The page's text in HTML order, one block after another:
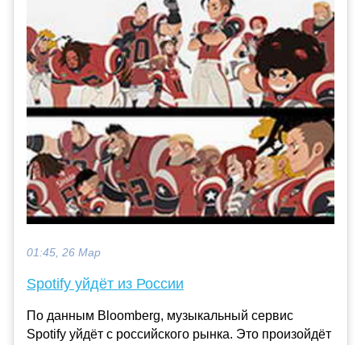
01:45, 26 Мар
Spotify уйдёт из России
По данным Bloomberg, музыкальный сервис
Spotify уйдёт с российского рынка. Это произойдёт